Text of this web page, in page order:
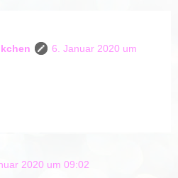
6. Januar 2020 um
2020 um 09:02